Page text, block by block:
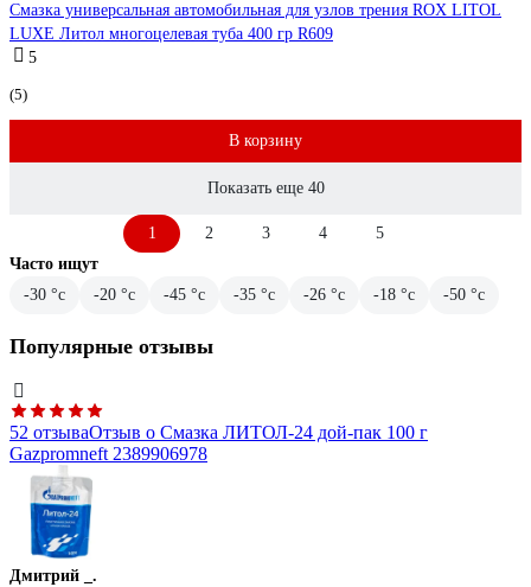
Смазка универсальная автомобильная для узлов трения ROX LITOL
LUXE Литол многоцелевая туба 400 гр R609
5
(5)
В корзину
Показать еще 40
1 2 3 4
5
Часто ищут
-30 °с
-20 °с -45 °с -35 °с -26 °с -18 °с -50 °с
Популярные отзывы
52 отзываОтзыв о Смазка ЛИТОЛ-24 дой-пак 100 г
Gazpromneft 2389906978
Дмитрий _.